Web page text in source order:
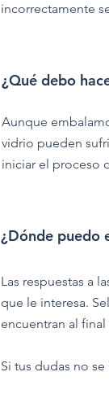
incorrectamente
¿Qué debo
Aunque
vidrio pueden
iniciar el proceso
¿Dónde puedo
Las respuestas a
que le interesa.
encuentran al
Si tus dudas no